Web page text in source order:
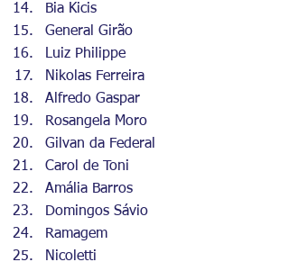
Bia Kicis
General Girão
Luiz Philippe
Nikolas Ferreira
Alfredo Gaspar
Rosangela Moro
Gilvan da Federal
Carol de Toni
Amália Barros
Domingos Sávio
Ramagem
Nicoletti